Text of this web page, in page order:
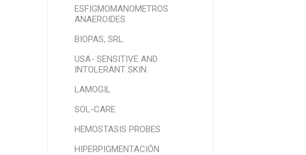
ESFIGMOMANOMETROS
ANAEROIDES
BIOPAS, SRL.
USA- SENSITIVE AND
INTOLERANT SKIN
LAMOGIL
SOL-CARE
HEMOSTASIS PROBES
HIPERPIGMENTACIÓN